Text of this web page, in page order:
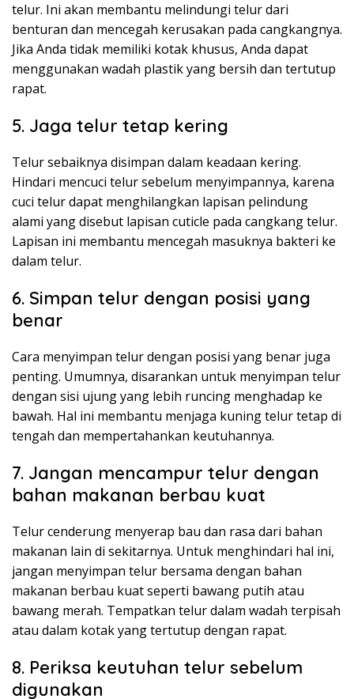
telur. Ini akan membantu melindungi telur dari
benturan dan mencegah kerusakan pada cangkangnya.
Jika Anda tidak memiliki kotak khusus, Anda dapat
menggunakan wadah plastik yang bersih dan tertutup
rapat.
5. Jaga telur tetap kering
Telur sebaiknya disimpan dalam keadaan kering.
Hindari mencuci telur sebelum menyimpannya, karena
cuci telur dapat menghilangkan lapisan pelindung
alami yang disebut lapisan cuticle pada cangkang telur.
Lapisan ini membantu mencegah masuknya bakteri ke
dalam telur.
6. Simpan telur dengan posisi yang
benar
Cara menyimpan telur dengan posisi yang benar juga
penting. Umumnya, disarankan untuk menyimpan telur
dengan sisi ujung yang lebih runcing menghadap ke
bawah. Hal ini membantu menjaga kuning telur tetap di
tengah dan mempertahankan keutuhannya.
7. Jangan mencampur telur dengan
bahan makanan berbau kuat
Telur cenderung menyerap bau dan rasa dari bahan
makanan lain di sekitarnya. Untuk menghindari hal ini,
jangan menyimpan telur bersama dengan bahan
makanan berbau kuat seperti bawang putih atau
bawang merah. Tempatkan telur dalam wadah terpisah
atau dalam kotak yang tertutup dengan rapat.
8. Periksa keutuhan telur sebelum
digunakan